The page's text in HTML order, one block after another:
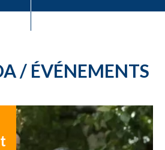
/ ÉVÉNEMENTS